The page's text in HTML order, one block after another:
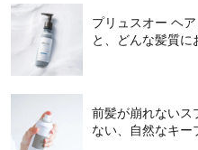
プリュスオー ヘ
と、どんな髪質に
前髪が崩れないス
ない、自然なキー